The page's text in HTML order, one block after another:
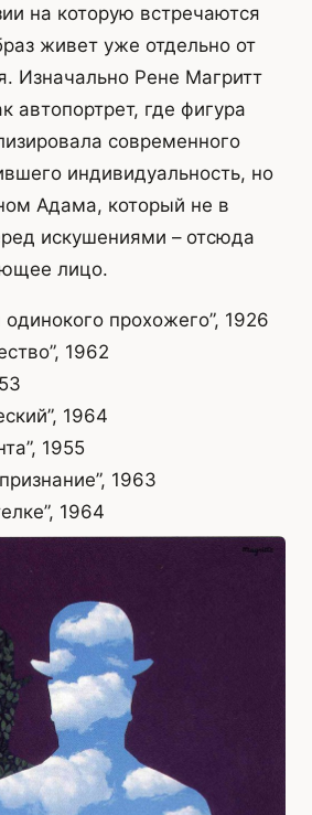
на которую встречаются
живет уже отдельно от
Изначально Рене Магритт
автопортрет, где фигура
современного
индивидуальность, но
Адама, который не в
искушениями – отсюда
лицо.
прохожего”, 1926
1962
1964
1955
1963
1964